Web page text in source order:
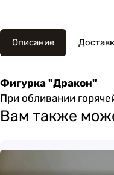
Описание
Фигурка "Дракон"
При обливании
Вам также